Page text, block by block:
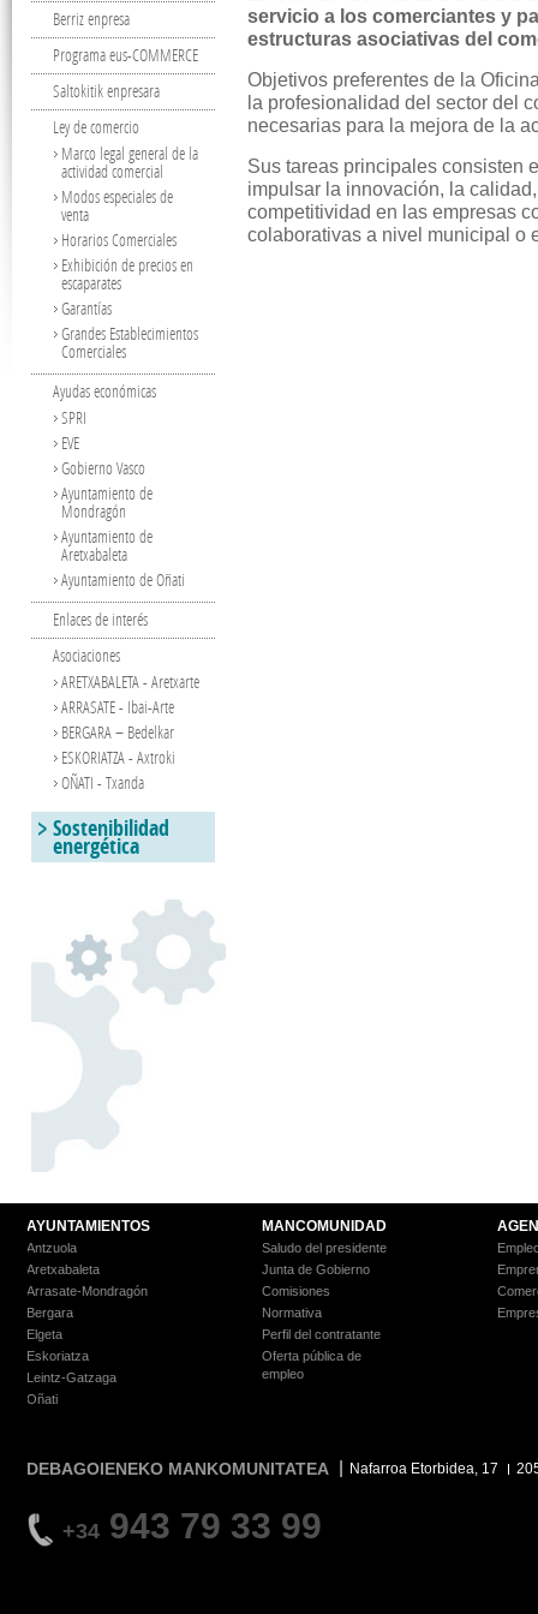
servicio a los comerciantes y
estructuras asociativas del
Objetivos preferentes de la
la profesionalidad del sector del
necesarias para la mejora de la
Sus tareas principales consisten
impulsar la innovación, la
competitividad en las empresas
colaborativas a nivel municipal o
Berriz enpresa
Programa eus-COMMERCE
Saltokitik enpresara
Ley de comercio
Marco legal general de la
actividad comercial
Modos especiales de
venta
Horarios Comerciales
Exhibición de precios en
escaparates
Garantías
Grandes Establecimientos
Comerciales
Ayudas económicas
SPRI
EVE
Gobierno Vasco
Ayuntamiento de
Mondragón
Ayuntamiento de
Aretxabaleta
Ayuntamiento de Oñati
Enlaces de interés
Asociaciones
ARETXABALETA - Aretxarte
ARRASATE - Ibai-Arte
BERGARA – Bedelkar
ESKORIATZA - Axtroki
OÑATI - Txanda
Sostenibilidad
energética
AYUNTAMIENTOS
Antzuola
Aretxabaleta
Arrasate-Mondragón
Bergara
Elgeta
Eskoriatza
Leintz-Gatzaga
Oñati
MANCOMUNIDAD
Saludo del presidente
Junta de Gobierno
Comisiones
Normativa
Perfil del contratante
Oferta pública de
empleo
DEBAGOIENEKO MANKOMUNITATEA Nafarroa Etorbidea, 17
+34 943 79 33 99